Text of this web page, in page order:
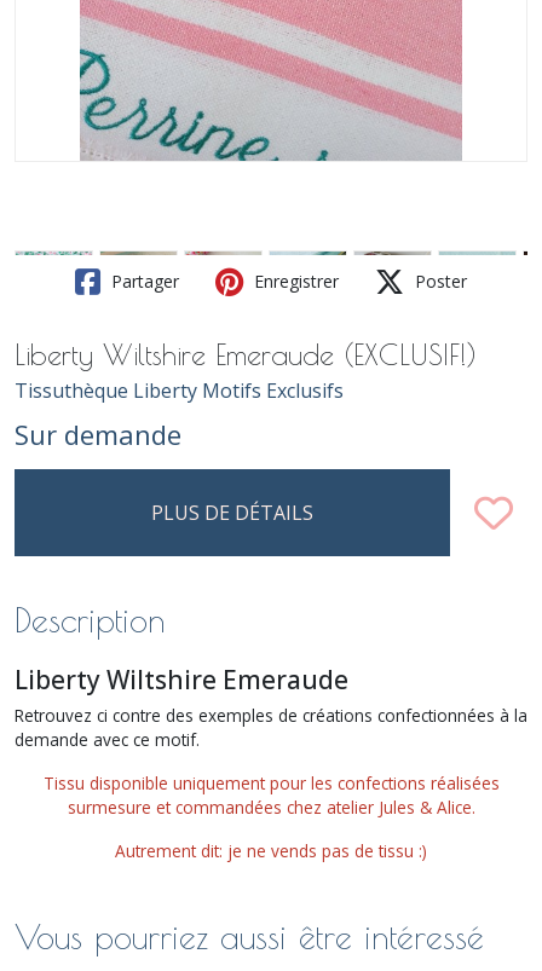
Partager Enregistrer Poster
Liberty Wiltshire Emeraude (EXCLUSIF!)
Tissuthèque Liberty Motifs Exclusifs
Sur demande
PLUS DE DÉTAILS
Description
Liberty Wiltshire Emeraude
Retrouvez ci contre des exemples de créations confectionnées à la
demande avec ce motif.
Tissu disponible uniquement pour les confections réalisées
surmesure et commandées chez atelier Jules & Alice.
Autrement dit: je ne vends pas de tissu :)
Vous pourriez aussi être intéressé